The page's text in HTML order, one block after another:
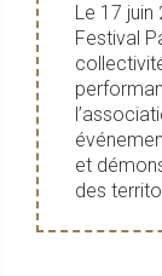
Le 17 juin
Festival
et
des